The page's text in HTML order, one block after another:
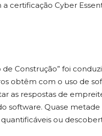
certificação Cyber
Construção” foi
obtêm com o uso de
as respostas de
software. Quase metade
​​ou